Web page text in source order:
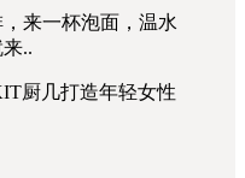
来一杯泡面，温水
..